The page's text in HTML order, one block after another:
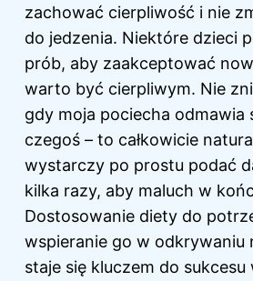
zachować cierpliwość i nie
do jedzenia. Niektóre dzieci
prób, aby zaakceptować
warto być cierpliwym. Nie
gdy moja pociecha odmawia
czegoś – to całkowicie
wystarczy po prostu podać
kilka razy, aby maluch w
Dostosowanie diety do
wspieranie go w odkrywaniu
staje się kluczem do